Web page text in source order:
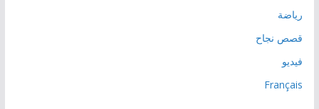
رياضة
قصص نجاح
فيديو
Français